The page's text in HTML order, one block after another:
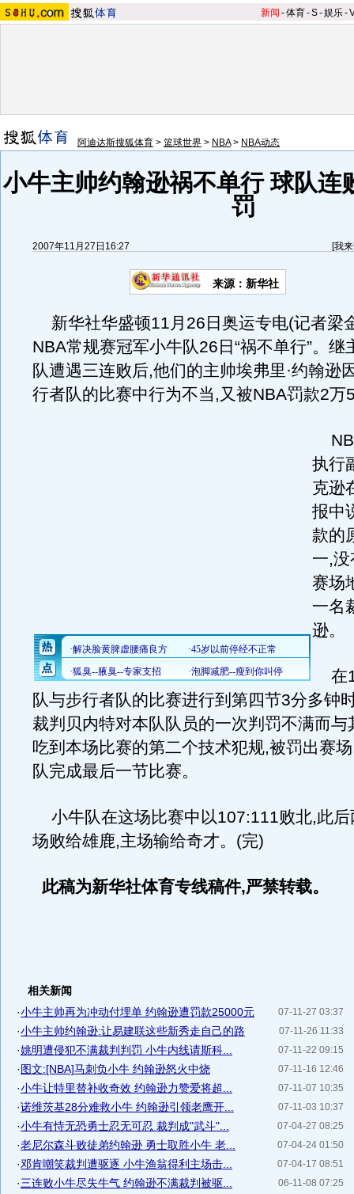
新闻 -体育-S-娱乐-
阿迪达斯搜狐体育 > 篮球世界 > NBA> NBA动态
小牛主帅约翰逊祸不单行 球队连
罚
2007年11月27日16:27 [我
来源：新华社
新华社华盛顿11月26日奥运专电(记者梁
NBA常规赛冠军小牛队26日“祸不单行”。继
队遭遇三连败后,他们的主帅埃弗里·约翰逊
行者队的比赛中行为不当,又被NBA罚款2万
执行
克逊
报中
款的
一,
赛场
一名
逊。
在
队与步行者队的比赛进行到第四节3分多钟
裁判贝内特对本队队员的一次判罚不满而与
吃到本场比赛的第二个技术犯规,被罚出赛
队完成最后一节比赛。
小牛队在这场比赛中以107:111败北,此后
场败给雄鹿,主场输给奇才。(完)
此稿为新华社体育专线稿件,严禁转载。
相关新闻
07-11-27 03:37
·小牛主帅再为冲动付埋单 约翰逊遭罚款25000元
07-11-26 11:33
·小牛主帅约翰逊:让易建联这些新秀走自己的路
07-11-22 09:15
·姚明遭侵犯不满裁判判罚 小牛内线请斯科...
07-11-16 12:46
·图文:[NBA]马刺负小牛 约翰逊怒火中烧
07-11-07 10:35
·小牛让特里替补收奇效 约翰逊力赞爱将超...
07-11-03 10:37
·诺维茨基28分难救小牛 约翰逊引领老鹰开...
07-04-27 08:25
·小牛有恃无恐勇士忍无可忍 裁判成"武斗"...
07-04-24 01:50
·老尼尔森斗败徒弟约翰逊 勇士取胜小牛 老...
07-04-17 08:51
·邓肯嘲笑裁判遭驱逐 小牛渔翁得利主场击...
06-11-08 07:25
·三连败小牛尽失牛气 约翰逊不满裁判被驱...